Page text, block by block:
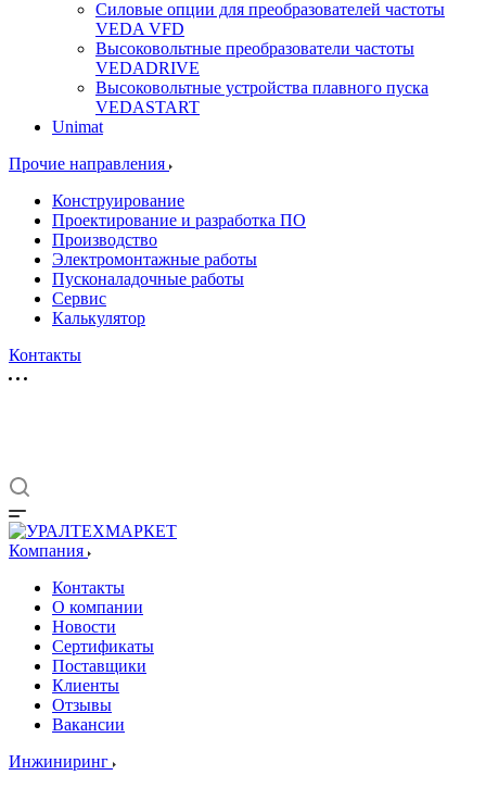
Силовые опции для преобразователей частоты
VEDA VFD
Высоковольтные преобразователи частоты
VEDADRIVE
Высоковольтные устройства плавного пуска
VEDASTART
Unimat
Прочие направления
Конструирование
Проектирование и разработка ПО
Производство
Электромонтажные работы
Пусконаладочные работы
Сервис
Калькулятор
Контакты
Компания
Контакты
О компании
Новости
Сертификаты
Поставщики
Клиенты
Отзывы
Вакансии
Инжиниринг